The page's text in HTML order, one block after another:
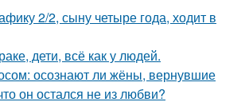
2/2, сыну четыре года, ходит в
дети, всё как у людей.
осознают ли жёны, вернувшие
он остался не из любви?